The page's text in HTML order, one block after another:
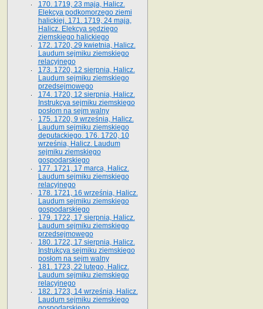
170. 1719, 23 maja, Halicz.
Elekcya podkomorzego ziemi
halickiej. 171. 1719, 24 maja,
Halicz. Elekcya sędziego
ziemskiego halickiego
172. 1720, 29 kwietnia, Halicz.
Laudum sejmiku ziemskiego
relacyjnego
173. 1720, 12 sierpnia, Halicz.
Laudum sejmiku ziemskiego
przedsejmowego
174. 1720, 12 sierpnia, Halicz.
Instrukcya sejmiku ziemskiego
posłom na sejm walny
175. 1720, 9 września, Halicz.
Laudum sejmiku ziemskiego
deputackiego. 176. 1720, 10
września, Halicz. Laudum
sejmiku ziemskiego
gospodarskiego
177. 1721, 17 marca, Halicz.
Laudum sejmiku ziemskiego
relacyjnego
178. 1721, 16 września, Halicz.
Laudum sejmiku ziemskiego
gospodarskiego
179. 1722, 17 sierpnia, Halicz.
Laudum sejmiku ziemskiego
przedsejmowego
180. 1722, 17 sierpnia, Halicz.
Instrukcya sejmiku ziemskiego
posłom na sejm walny
181. 1723, 22 lutego, Halicz.
Laudum sejmiku ziemskiego
relacyjnego
182. 1723, 14 września, Halicz.
Laudum sejmiku ziemskiego